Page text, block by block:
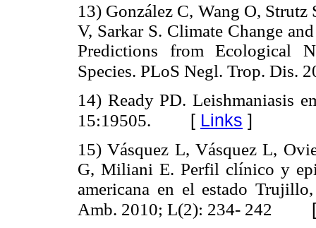
13) González C, Wang O, Strutz
V, Sarkar S. Climate Change
Predictions from Ecological
Species. PLoS Negl. Trop. Dis.
14) Ready PD. Leishmaniasis
15:19505. [ Links ]
15) Vásquez L, Vásquez L,
G, Miliani E. Perfil clínico y
americana en el estado
Amb. 2010; L(2): 234- 242